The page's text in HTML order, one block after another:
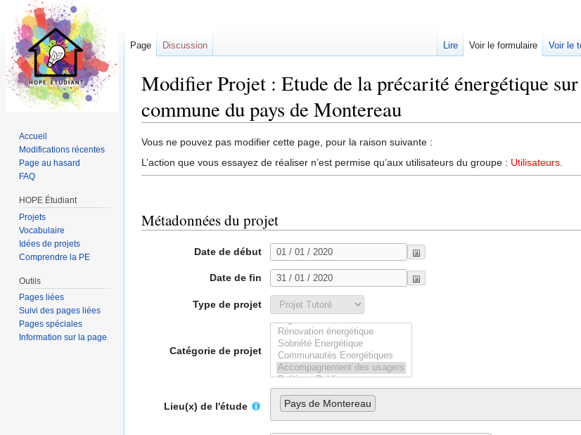
Modifier Projet : Etude de la précarité énergétique
commune du pays de Montereau
Vous ne pouvez pas modifier cette page, pour la raison suivante :
L’action que vous essayez de réaliser n’est permise qu’aux utilisateurs du groupe : Utilisateurs.
Métadonnées du projet
Date de début
Date de fin
Type de projet
Catégorie de projet
Lieu(x) de l'étude Pays de Montereau
Page Discussion Lire Voir le formulaire Voir le
Accueil
Modifications récentes
Page au hasard
FAQ
HOPE Étudiant
Projets
Vocabulaire
Idées de projets
Comprendre la PE
Outils
Pages liées
Suivi des pages liées
Pages spéciales
Information sur la page